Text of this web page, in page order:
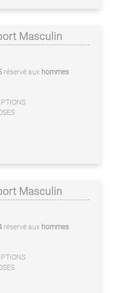
Masculin
réservé aux hommes
Masculin
réservé aux hommes